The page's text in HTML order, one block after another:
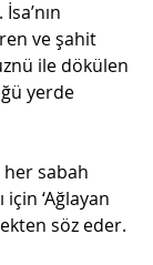
ve şahit
ile dökülen
yerde
her sabah
için ‘Ağlayan
söz eder.